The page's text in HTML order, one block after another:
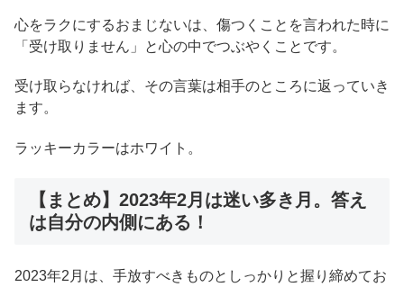
心をラクにするおまじないは、傷つくことを言われた時に
「受け取りません」と心の中でつぶやくことです。
受け取らなければ、その言葉は相手のところに返っていき
ます。
ラッキーカラーはホワイト。
【まとめ】2023年2月は迷い多き月。答え
は自分の内側にある！
2023年2月は、手放すべきものとしっかりと握り締めてお